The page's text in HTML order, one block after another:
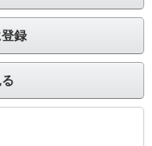
録